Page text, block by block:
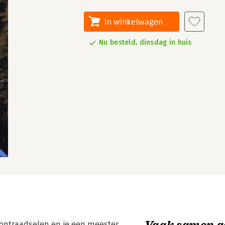
In winkelwagen
Nu besteld, dinsdag in huis